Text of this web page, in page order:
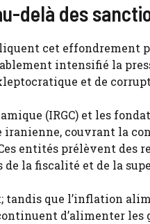
delà des
cet effondrement
intensifié la
et de
(IRGC) et les
iranienne, couvrant la
entités prélèvent
la fiscalité et de la
tandis que l’inflation
d’alimenter